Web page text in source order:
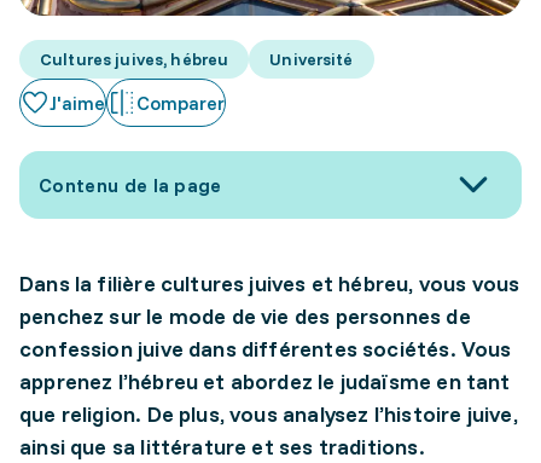
Cultures juives, hébreu Université
J'aime Comparer
Contenu de la page
Dans la filière cultures juives et hébreu, vous vous
penchez sur le mode de vie des personnes de
confession juive dans différentes sociétés. Vous
apprenez l’hébreu et abordez le judaïsme en tant
que religion. De plus, vous analysez l’histoire juive,
ainsi que sa littérature et ses traditions.